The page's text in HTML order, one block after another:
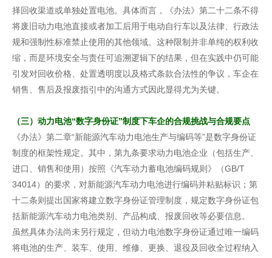
择回收渠道或单独处置电池。具体而言，《办法》第二十二条不得
将废旧动力电池直接或者加工后用于电动自行车以及法律、行政法
规和强制性标准禁止使用的其他领域。这种限制并非单纯的权利收
缩，而是环境安全与责任可追溯逻辑下的结果，但在实践中仍可能
引发对回收价格、处置透明度以及格式条款合法性的争议，车企在
销售、售后及报废指引中的沟通方式因此显得尤为关键。
（三）动力电池“数字身份证”制度下车企的合规挑战与合规要点
《办法》第二章“新能源汽车动力电池生产与编码等”是数字身份证
制度的框架性规定。其中，第九条要求动力电池企业（包括生产、
进口、销售和使用）按照《汽车动力蓄电池编码规则》（GB/T
34014）的要求，对新能源汽车动力电池进行编码并粘贴标识；第
十二条则提出国家将建立数字身份证管理制度，规定数字身份证包
括新能源汽车动力电池类别、产品构成、报废回收等必要信息。
虽然具体办法尚未另行规定，但动力电池数字身份证通过唯一编码
将电池的生产、装车、使用、维修、更换、退役及回收全过程纳入